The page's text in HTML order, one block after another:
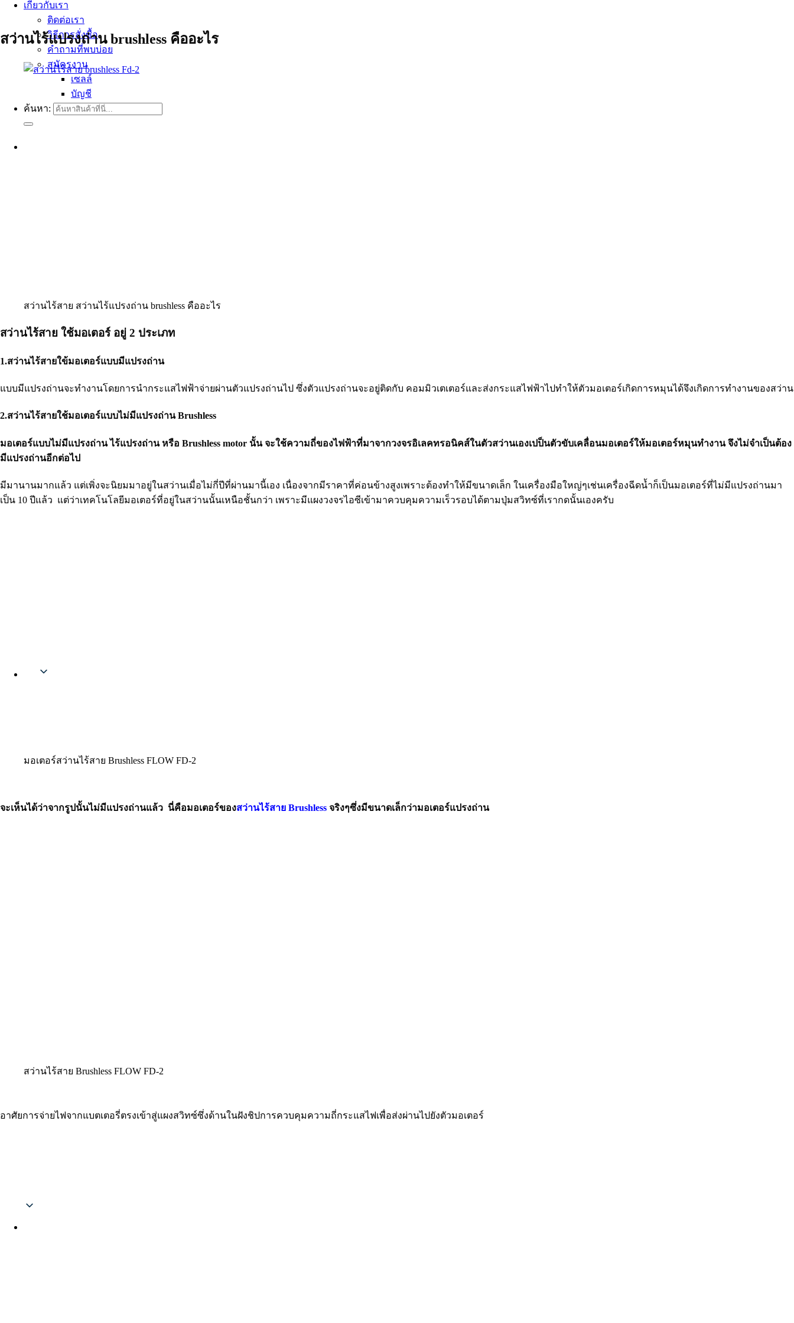
เกี่ยวกับเรา
ติดต่อเรา
วิธีการสั่งซื้อ
คำถามที่พบบ่อย
สมัครงาน
เซลล์
บัญชี
ค้นหา:
สว่านไร้แปรงถ่าน brushless คืออะไร
สว่านไร้สาย สว่านไร้แปรงถ่าน brushless คืออะไร
สว่านไร้สาย ใช้มอเตอร์ อยู่ 2 ประเภท
1.สว่านไร้สายใข้มอเตอร์แบบมีแปรงถ่าน
แบบมีแปรงถ่านจะทำงานโดยการนำกระแสไฟฟ้าจ่ายผ่านตัวแปรงถ่านไป ซึ่งตัวแปรงถ่านจะอยู่ติดกับ คอมมิวเตเตอร์และส่งกระแสไฟฟ้าไปทำให้ตัวมอเตอร์เกิดการหมุนได้จึงเกิดการทำงานของสว่าน
2.สว่านไร้สายใช้มอเตอร์แบบไม่มีแปรงถ่าน Brushless
มอเตอร์แบบไม่มีแปรงถ่าน ไร้แปรงถ่าน หรือ Brushless motor นั้น จะใช้ความถี่ของไฟฟ้าที่มาจากวงจรอิเลคทรอนิคส์ในตัวสว่านเองเปป็นตัวขับเคลื่อนมอเตอร์ให้มอเตอร์หมุนทำงาน จึงไม่จำเป็นต้อง
มีแปรงถ่านอีกต่อไป
มีมานานมากแล้ว แต่เพิ่งจะนิยมมาอยู่ในสว่านเมื่อไม่กี่ปีที่ผ่านมานี้เอง เนื่องจากมีราคาที่ค่อนข้างสูงเพราะต้องทำให้มีขนาดเล็ก ในเครื่องมือใหญ่ๆเช่นเครื่องฉีดน้ำก็เป็นมอเตอร์ที่ไม่มีแปรงถ่านมา
เป็น 10 ปีแล้ว แต่ว่าเทคโนโลยีมอเตอร์ที่อยู่ในสว่านนั้นเหนือชั้นกว่า เพราะมีแผงวงจรไอซีเข้ามาควบคุมความเร็วรอบได้ตามปุ่มสวิทซ์ที่เรากดนั้นเองครับ
มอเตอร์สว่านไร้สาย Brushless FLOW FD-2
จะเห็นได้ว่าจากรูปนั้นไม่มีแปรงถ่านแล้ว นี่คือมอเตอร์ของสว่านไร้สาย Brushless จริงๆซึ่งมีขนาดเล็กว่ามอเตอร์แปรงถ่าน
สว่านไร้สาย Brushless FLOW FD-2
อาศัยการจ่ายไฟจากแบตเตอรี่ตรงเข้าสู่แผงสวิทซ์ซึ่งด้านในฝังชิปการควบคุมความถี่กระแสไฟเพื่อส่งผ่านไปยังตัวมอเตอร์